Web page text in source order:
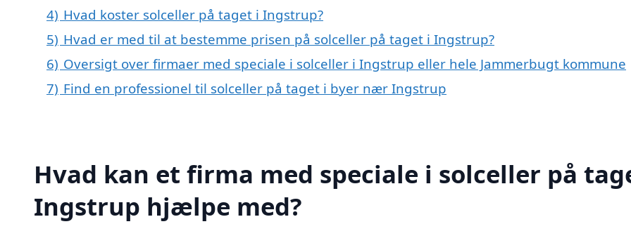
4) Hvad koster solceller på taget i Ingstrup?
5) Hvad er med til at bestemme prisen på solceller på taget i Ingstrup?
6) Oversigt over firmaer med speciale i solceller i Ingstrup eller hele Jammerbugt kommune
7) Find en professionel til solceller på taget i byer nær Ingstrup
Hvad kan et firma med speciale i solceller på
Ingstrup hjælpe med?